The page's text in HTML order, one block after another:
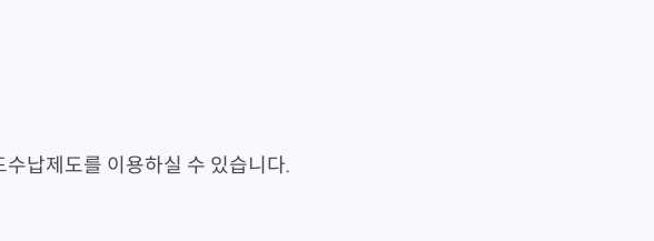
납제도를 이용하실 수 있습니다.